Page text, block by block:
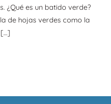
¿Qué es un batido verde?
de hojas verdes como la